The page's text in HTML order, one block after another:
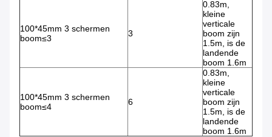
100*45mm 3 schermen
boom≤3
3
0.83m,
kleine
verticale
boom zijn
1.5m, is de
landende
boom 1.6m
100*45mm 3 schermen
boom≤4
6
0.83m,
kleine
verticale
boom zijn
1.5m, is de
landende
boom 1.6m